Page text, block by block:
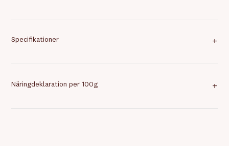
Specifikationer +
Näringdeklaration per 100g +